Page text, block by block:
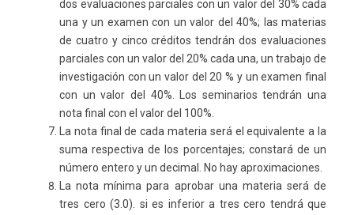
dos evaluaciones parciales con un valor del 30% cada
una y un examen con un valor del 40%; las materias
de cuatro y cinco créditos tendrán dos evaluaciones
parciales con un valor del 20% cada una, un trabajo de
investigación con un valor del 20 % y un examen final
con un valor del 40%. Los seminarios tendrán una
nota final con el valor del 100%.
La nota final de cada materia será el equivalente a la
suma respectiva de los porcentajes; constará de un
número entero y un decimal. No hay aproximaciones.
La nota mínima para aprobar una materia será de
tres cero (3.0). si es inferior a tres cero tendrá que